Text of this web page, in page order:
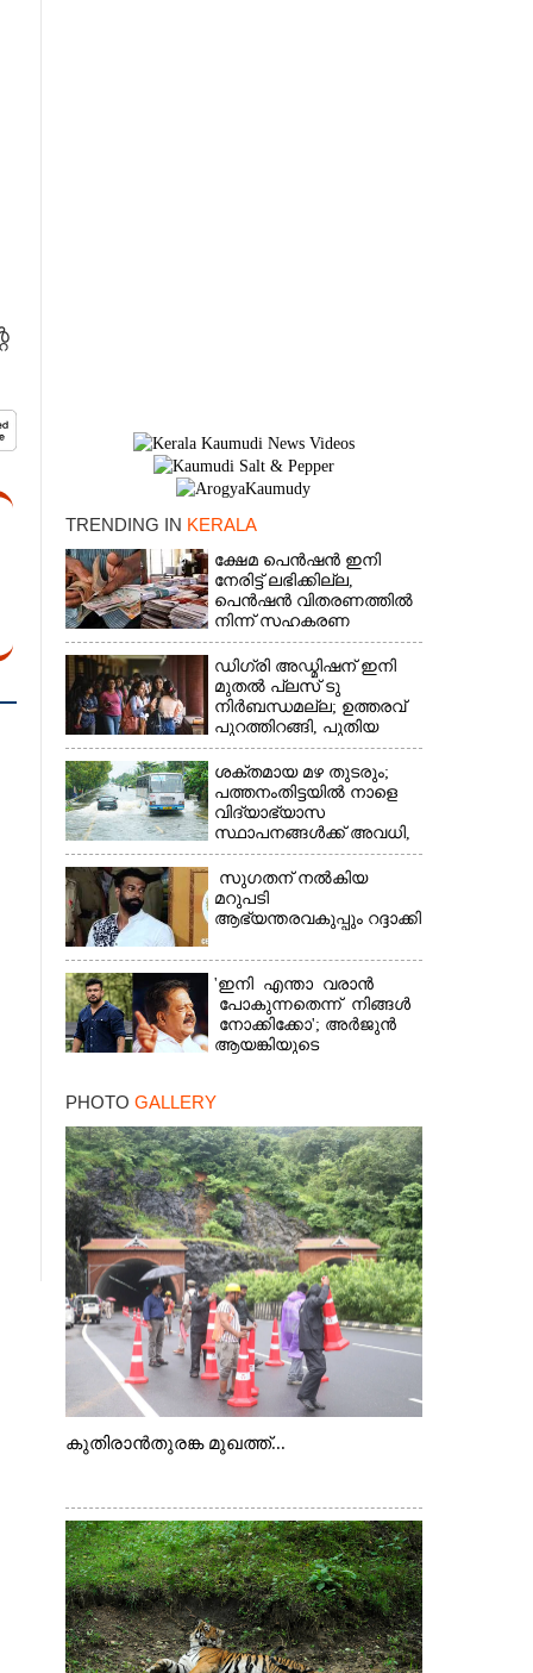
TRENDING IN KERALA
ക്ഷേമ പെൻഷൻ ഇനി
നേരിട്ട് ലഭിക്കില്ല,​
പെൻഷൻ വിതരണത്തിൽ
നിന്ന് സഹകരണ
ബാങ്കുകളെ ഒഴിവാക്കി
ഡിഗ്രി അഡ്മിഷന് ഇനി
മുതൽ പ്ലസ് ടു
നിർബന്ധമല്ല; ഉത്തരവ്
പുറത്തിറങ്ങി, പുതിയ
മാറ്റങ്ങൾ അറിയാം
ശക്തമായ മഴ തുടരും;
പത്തനംതിട്ടയിൽ നാളെ
വിദ്യാഭ്യാസ
സ്ഥാപനങ്ങൾക്ക് അവധി,​
ജില്ലയിൽ ഇന്ന് റെ‌ഡും
നാളെ ഓറഞ്ചും അലർട്ട്
സുഗതന് നൽകിയ
മറുപടി
ആഭ്യന്തരവകുപ്പും റദ്ദാക്കി
'ഇനി എന്താ വരാൻ
പോകുന്നതെന്ന് നിങ്ങൾ
നോക്കിക്കോ'; അർജുൻ
ആയങ്കിയുടെ
PHOTO GALLERY
കുതിരാൻതുരങ്ക മുഖത്ത്...
×